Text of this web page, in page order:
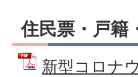
住民票・戸籍
新型コロナ